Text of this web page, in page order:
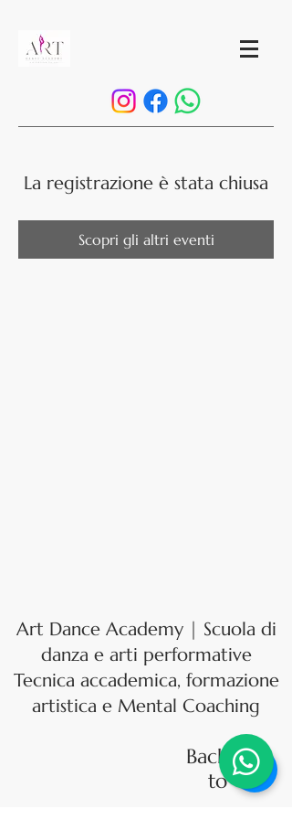
La registrazione è stata chiusa
Scopri gli altri eventi
Art Dance Academy | Scuola di
danza e arti performative
Tecnica accademica, formazione
artistica e Mental Coaching
Back
to